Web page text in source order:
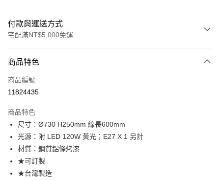
付款與運送方式
宅配滿NT$5,000免運
信用卡一次付款
LINE Pay
街口支付
悠遊付
Google Pay
全盈+PAY
商品特色
商品編號
11824435
商品特色
尺寸：Ø730 H250mm 線長600mm
光源：附 LED 120W 黃光；E27 X 1 另計
材質：鋼質鋁條烤漆
★可訂製
★台灣製造